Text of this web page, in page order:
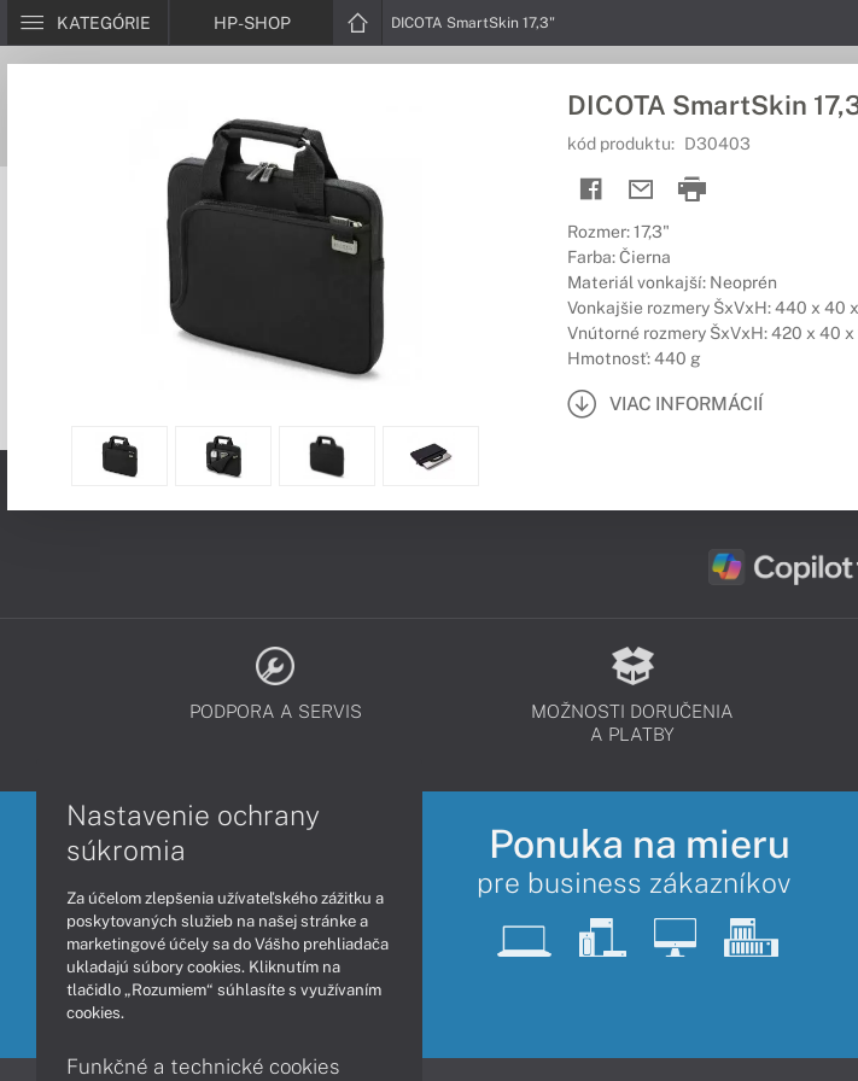
KATEGÓRIE HP-SHOP DICOTA SmartSkin 17,3"
DICOTA SmartSkin
kód produktu: D30403
Rozmer: 17,3"
Farba: Čierna
Materiál vonkajší: Neoprén
Vonkajšie rozmery ŠxVxH: 440 x 40
Vnútorné rozmery ŠxVxH: 420 x 40 x
Hmotnosť: 440 g
VIAC INFORMÁCIÍ
PODPORA A SERVIS
MOŽNOSTI DORUČENIA
A PLATBY
Ponuka na mieru
pre business zákazníkov
Nastavenie ochrany
súkromia
Za účelom zlepšenia užívateľského zážitku a
poskytovaných služieb na našej stránke a
marketingové účely sa do Vášho prehliadača
ukladajú súbory cookies. Kliknutím na
tlačidlo „Rozumiem“ súhlasíte s využívaním
cookies.
Funkčné a technické cookies